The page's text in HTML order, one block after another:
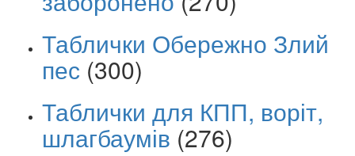
Таблички Обережно Злий
пес (300)
Таблички для КПП, воріт,
шлагбаумів (276)